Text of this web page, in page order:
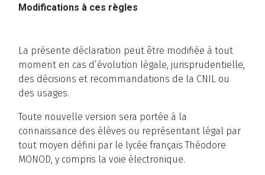
Modifications à ces règles
La présente déclaration peut être modifiée à tout
moment en cas d’évolution légale, jurisprudentielle,
des décisions et recommandations de la CNIL ou
des usages.
Toute nouvelle version sera portée à la
connaissance des élèves ou représentant légal par
tout moyen défini par le lycée français Théodore
MONOD, y compris la voie électronique.